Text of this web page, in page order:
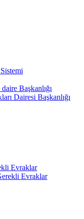
Başkanlığı
Dairesi Başkanlığı
Evraklar
Evraklar